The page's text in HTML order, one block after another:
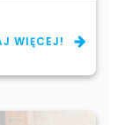
WIĘCEJ!